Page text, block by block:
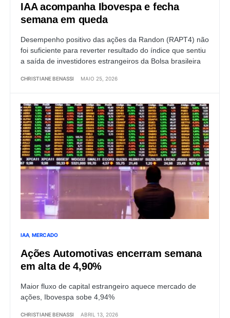
IAA acompanha Ibovespa e fecha
semana em queda
Desempenho positivo das ações da Randon (RAPT4) não
foi suficiente para reverter resultado do índice que sentiu
a saída de investidores estrangeiros da Bolsa brasileira
CHRISTIANE BENASSI MAIO 25, 2026
IAA MERCADO
Ações Automotivas encerram semana
em alta de 4,90%
Maior fluxo de capital estrangeiro aquece mercado de
ações, Ibovespa sobe 4,94%
CHRISTIANE BENASSI ABRIL 13, 2026